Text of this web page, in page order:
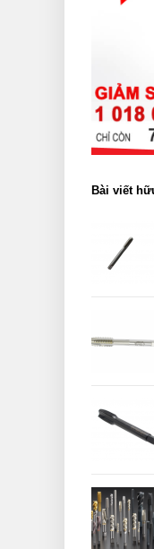
Bài viết